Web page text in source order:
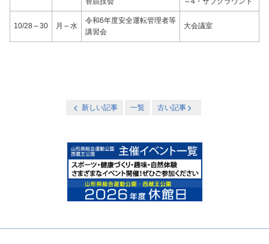
10/28～30 月～水
令和6年度安全運転管理者等
講習会
大会議室
新しい記事 一覧 古い記事